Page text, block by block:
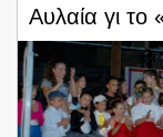
Αυλαία γι το